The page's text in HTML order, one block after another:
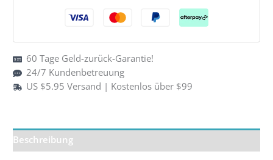
Menge
60 Tage Geld-zurück-Garantie!
24/7 Kundenbetreuung
US $5.95 Versand | Kostenlos über $99
Beschreibung